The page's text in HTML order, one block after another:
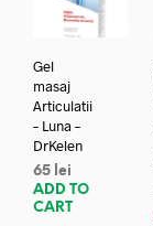
Gel
masaj
Articulatii
– Luna –
DrKelen
65 lei
ADD TO
CART